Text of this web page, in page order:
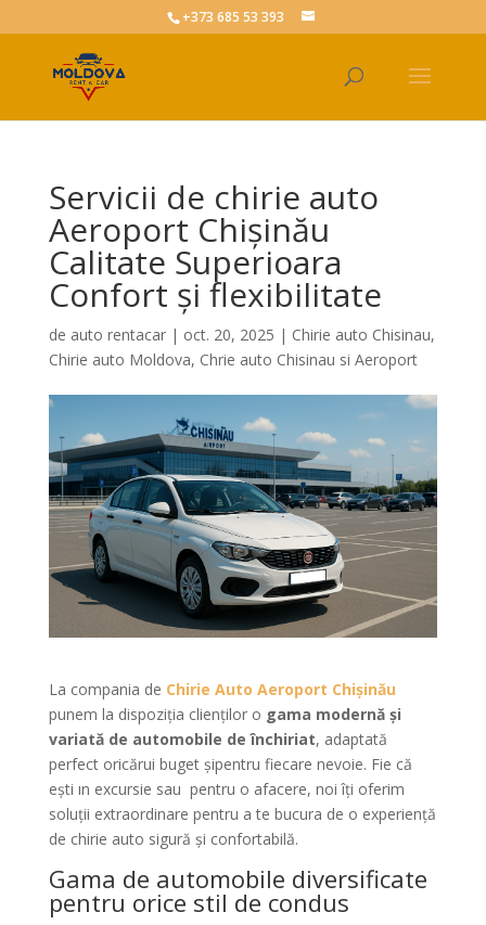
+373 685 53 393
Servicii de chirie auto
Aeroport Chișinău
Calitate Superioara
Confort şi flexibilitate
de auto rentacar| oct. 20, 2025 | Chirie auto Chisinau,
Chirie auto Moldova, Chrie auto Chisinau si Aeroport
La compania de Chirie Auto Aeroport Chișinău
punem la dispoziția clienților o gama modernă și
variată de automobile de închiriat, adaptată
perfect oricărui buget șipentru fiecare nevoie. Fie că
ești ın excursie sau pentru o afacere, noi îți oferim
soluții extraordinare pentru a te bucura de o experiență
de chirie auto sigură și confortabilă.
Gama de automobile diversificate
pentru orice stil de condus